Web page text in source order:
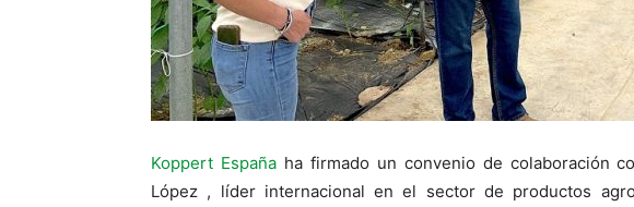
Koppert Españaha firmado un convenio de colaboración
López , líder internacional en el sector de productos